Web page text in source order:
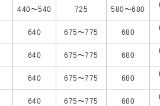
440〜540 725 580〜680
640 675〜775 680
640 675〜775 680
640 675〜775 680
640 675〜775 680